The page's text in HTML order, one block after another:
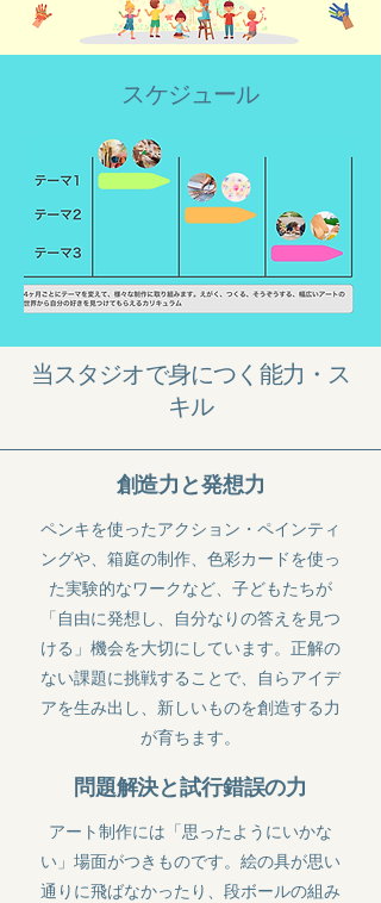
​スケジュール
当スタジオで身につく能力・ス
キル
創造力と発想力
ペンキを使ったアクション・ペインティ
ングや、箱庭の制作、色彩カードを使っ
た実験的なワークなど、子どもたちが
「自由に発想し、自分なりの答えを見つ
ける」機会を大切にしています。正解の
ない課題に挑戦することで、自らアイデ
アを生み出し、新しいものを創造する力
が育ちます。
問題解決と試行錯誤の力
アート制作には「思ったようにいかな
い」場面がつきものです。絵の具が思い
通りに飛ばなかったり、段ボールの組み